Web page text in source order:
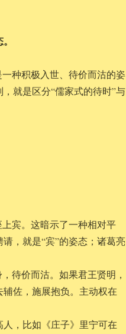
一种积极入世、待价而沽的姿
就是区分“儒家式的待时”与
宾。这暗示了一种相对平
，就是“宾”的姿态；诸葛亮
待价而沽。如果君王贤明，
佐，施展抱负。主动权在
，比如《庄子》里宁可在